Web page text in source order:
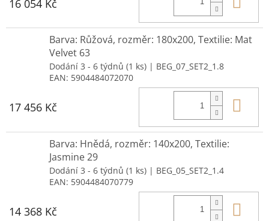
16 054 Kč
Barva: Růžová, rozměr: 180x200, Textilie: Mat
Velvet 63
Dodání 3 - 6 týdnů (1 ks) | BEG_07_SET2_1.8
EAN: 5904484072070
17 456 Kč
Barva: Hnědá, rozměr: 140x200, Textilie:
Jasmine 29
Dodání 3 - 6 týdnů (1 ks) | BEG_05_SET2_1.4
EAN: 5904484070779
14 368 Kč